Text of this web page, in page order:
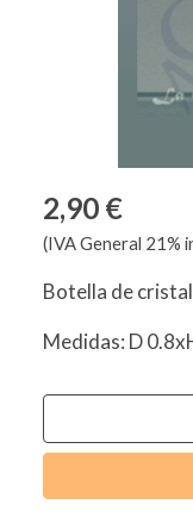
2,90 €
(IVA General 21%
Botella de cristal
Medidas: D